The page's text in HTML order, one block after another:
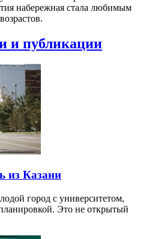
набережная стала любимым
и публикации
из Казани
город с университетом,
Это не открытый